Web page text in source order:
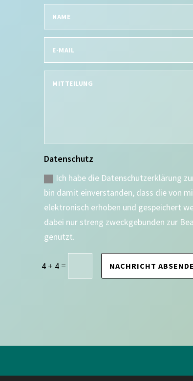
Datenschutz
Ich habe die Datenschutzerklärung
bin damit einverstanden, dass die von
elektronisch erhoben und gespeichert
dabei nur streng zweckgebunden zur
genutzt.
4 + 4 = NACHRICHT